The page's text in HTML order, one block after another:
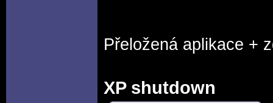
Přeložená aplikace +
XP shutdown